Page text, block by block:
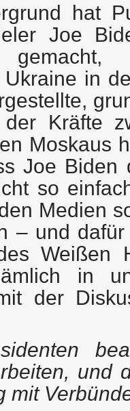
hat
Joe
in
der Kräfte
Moskaus
Joe
so
Medien
– und
Weißen
in
der
und
mit